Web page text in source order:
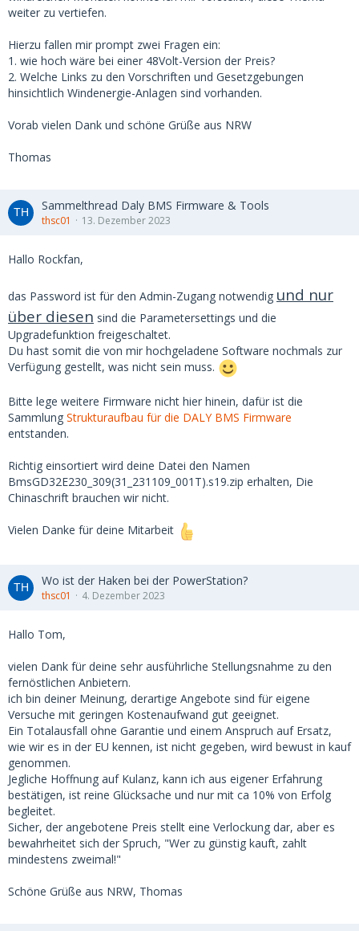
weiter zu vertiefen.
Hierzu fallen mir prompt zwei Fragen ein:
1. wie hoch wäre bei einer 48Volt-Version der Preis?
2. Welche Links zu den Vorschriften und Gesetzgebungen
hinsichtlich Windenergie-Anlagen sind vorhanden.
Vorab vielen Dank und schöne Grüße aus NRW
Thomas
Sammelthread Daly BMS Firmware & Tools
thsc01 13. Dezember 2023
Hallo Rockfan,
das Password ist für den Admin-Zugang notwendig und nur
über diesen sind die Parametersettings und die
Upgradefunktion freigeschaltet.
Du hast somit die von mir hochgeladene Software nochmals zur
Verfügung gestellt, was nicht sein muss.
Bitte lege weitere Firmware nicht hier hinein, dafür ist die
Sammlung Strukturaufbau für die DALY BMS Firmware
entstanden.
Richtig einsortiert wird deine Datei den Namen
BmsGD32E230_309(31_231109_001T).s19.zip erhalten, Die
Chinaschrift brauchen wir nicht.
Vielen Danke für deine Mitarbeit
Wo ist der Haken bei der PowerStation?
thsc01 4. Dezember 2023
Hallo Tom,
vielen Dank für deine sehr ausführliche Stellungsnahme zu den
fernöstlichen Anbietern.
ich bin deiner Meinung, derartige Angebote sind für eigene
Versuche mit geringen Kostenaufwand gut geeignet.
Ein Totalausfall ohne Garantie und einem Anspruch auf Ersatz,
wie wir es in der EU kennen, ist nicht gegeben, wird bewust in kauf
genommen.
Jegliche Hoffnung auf Kulanz, kann ich aus eigener Erfahrung
bestätigen, ist reine Glücksache und nur mit ca 10% von Erfolg
begleitet.
Sicher, der angebotene Preis stellt eine Verlockung dar, aber es
bewahrheitet sich der Spruch, "Wer zu günstig kauft, zahlt
mindestens zweimal!"
Schöne Grüße aus NRW, Thomas